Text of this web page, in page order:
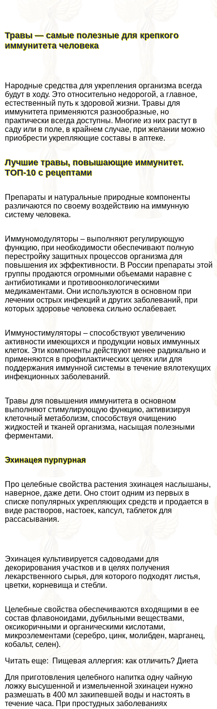
Травы — самые полезные для крепкого
иммунитета человека
Народные средства для укрепления организма всегда
будут в ходу. Это относительно недорогой, а главное,
естественный путь к здоровой жизни. Травы для
иммунитета применяются разнообразные, но
пpaктически всегда доступны. Многие из них растут в
саду или в поле, в крайнем случае, при желании можно
приобрести укрепляющие составы в аптеке.
Лучшие травы, повышающие иммунитет.
ТОП-10 с рецептами
Препараты и натуральные природные компоненты
различаются по своему воздействию на иммунную
систему человека.
Иммуномодуляторы – выполняют регулирующую
функцию, при необходимости обеспечивают полную
перестройку защитных процессов организма для
повышения их эффективности. В России препараты этой
группы продаются огромными объемами наравне с
антибиотиками и противоoнкoлoгическими
медикаментами. Они используются в основном при
лечении острых инфекций и других заболеваний, при
которых здоровье человека сильно ослабевает.
Иммуностимуляторы – способствуют увеличению
активности имеющихся и продукции новых иммунных
клеток. Эти компоненты действуют менее радикально и
применяются в профилактических целях или для
поддержания иммунной системы в течение вялотекущих
инфекционных заболеваний.
Травы для повышения иммунитета в основном
выполняют стимулирующую функцию, активизируя
клеточный метаболизм, способствуя очищению
жидкостей и тканей организма, насыщая полезными
ферментами.
Эхинацея пурпурная
Про целебные свойства растения эхинацея наслышаны,
наверное, даже дети. Оно стоит одним из первых в
списке популярных укрепляющих средств и продается в
виде растворов, настоек, капсул, таблеток для
рассасывания.
Эхинацея культивируется садоводами для
декорирования участков и в целях получения
лекарственного сырья, для которого подходят листья,
цветки, корневища и стeбли.
Целебные свойства обеспечиваются входящими в ее
состав флавоноидами, дубильными веществами,
оксикоричными и органическими кислотами,
микроэлементами (серебро, цинк, молибден, марганец,
кобальт, селен).
Читать еще: Пищевая аллергия: как отличить? Диета
Для приготовления целебного напитка одну чайную
ложку высушенной и измельченной эхинацеи нужно
размешать в 400 мл закипевшей воды и настоять в
течение часа. При простудных заболеваниях